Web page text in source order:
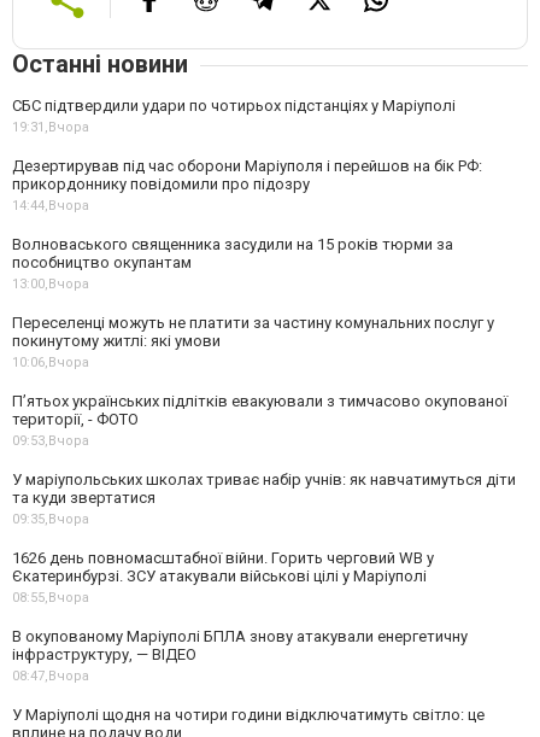
Останні новини
СБС підтвердили удари по чотирьох підстанціях у Маріуполі
19:31,Вчора
Дезертирував під час оборони Маріуполя і перейшов на бік РФ:
прикордоннику повідомили про підозру
14:44,Вчора
Волноваського священника засудили на 15 років тюрми за
пособництво окупантам
13:00,Вчора
Переселенці можуть не платити за частину комунальних послуг у
покинутому житлі: які умови
10:06,Вчора
П’ятьох українських підлітків евакуювали з тимчасово окупованої
території, - ФОТО
09:53,Вчора
У маріупольських школах триває набір учнів: як навчатимуться діти
та куди звертатися
09:35,Вчора
1626 день повномасштабної війни. Горить черговий WB у
Єкатеринбурзі. ЗСУ атакували військові цілі у Маріуполі
08:55,Вчора
В окупованому Маріуполі БПЛА знову атакували енергетичну
інфраструктуру, — ВІДЕО
08:47,Вчора
У Маріуполі щодня на чотири години відключатимуть світло: це
вплине на подачу води